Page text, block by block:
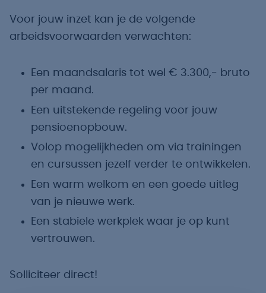
Voor jouw inzet kan je de volgende
arbeidsvoorwaarden verwachten:
Een maandsalaris tot wel € 3.300,- bruto
per maand.
Een uitstekende regeling voor jouw
pensioenopbouw.
Volop mogelijkheden om via trainingen
en cursussen jezelf verder te ontwikkelen.
Een warm welkom en een goede uitleg
van je nieuwe werk.
Een stabiele werkplek waar je op kunt
vertrouwen.
Solliciteer direct!